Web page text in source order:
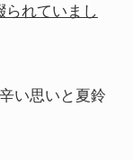
られていまし
い思いと夏鈴